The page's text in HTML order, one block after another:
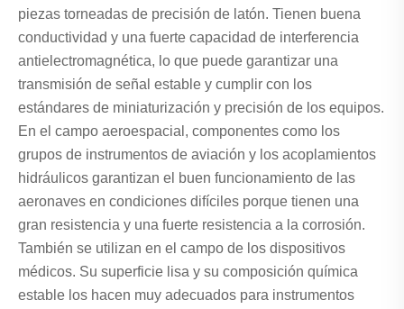
piezas torneadas de precisión de latón. Tienen buena
conductividad y una fuerte capacidad de interferencia
antielectromagnética, lo que puede garantizar una
transmisión de señal estable y cumplir con los
estándares de miniaturización y precisión de los equipos.
En el campo aeroespacial, componentes como los
grupos de instrumentos de aviación y los acoplamientos
hidráulicos garantizan el buen funcionamiento de las
aeronaves en condiciones difíciles porque tienen una
gran resistencia y una fuerte resistencia a la corrosión.
También se utilizan en el campo de los dispositivos
médicos. Su superficie lisa y su composición química
estable los hacen muy adecuados para instrumentos